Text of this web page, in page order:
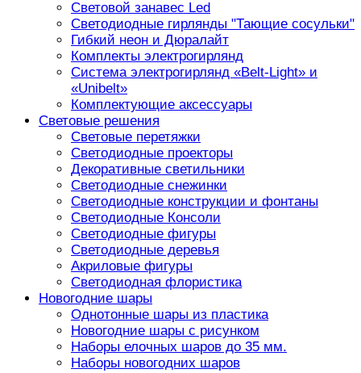
Световой занавес Led
Светодиодные гирлянды "Тающие сосульки"
Гибкий неон и Дюралайт
Комплекты электрогирлянд
Система электрогирлянд «Belt-Light» и
«Unibelt»
Комплектующие аксессуары
Световые решения
Световые перетяжки
Светодиодные проекторы
Декоративные светильники
Светодиодные снежинки
Светодиодные конструкции и фонтаны
Светодиодные Консоли
Светодиодные фигуры
Светодиодные деревья
Акриловые фигуры
Светодиодная флористика
Новогодние шары
Однотонные шары из пластика
Новогодние шары с рисунком
Наборы елочных шаров до 35 мм.
Наборы новогодних шаров